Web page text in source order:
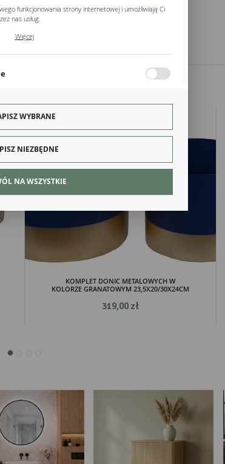
KOMPLET DONIC METALOWYCH W
KOLORZE GRANATOWYM 23,5X20/30X24CM
319,00 zł
funkcjonowania strony internetowej i umożliwiają Ci
nas usług.
czy wypełniania formularzy. Dzięki plikom
Więcej
indywidualnych preferencji. Wyrażenie zgody na
gwarantuje dostępność większej ilości funkcji na stronie.
Więcej
się i dostosowywać do Twoich potrzeb.
informacji w zakresie wykorzystywania witryny
przetwarzane w formie zanonimizowanej. Wyrażenie
dostępność wszystkich funkcjonalności.
Więcej
Ci najciekawsze informacje i aktualności na
Ci naszych komunikatów na podstawie analizy
trzecich lub firm będących naszymi
te działają w charakterze pośredników
ofert, komunikatów mediów społecznościowych.
WYBRANE
NIEZBĘDNE
NA WSZYSTKIE